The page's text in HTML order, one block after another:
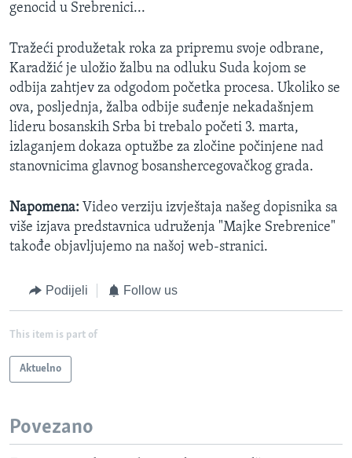
genocid u Srebrenici...
Tražeći produžetak roka za pripremu svoje odbrane,
Karadžić je uložio žalbu na odluku Suda kojom se
odbija zahtjev za odgodom početka procesa. Ukoliko se
ova, posljednja, žalba odbije suđenje nekadašnjem
lideru bosanskih Srba bi trebalo početi 3. marta,
izlaganjem dokaza optužbe za zločine počinjene nad
stanovnicima glavnog bosanshercegovačkog grada.
Napomena: Video verziju izvještaja našeg dopisnika sa
više izjava predstavnica udruženja "Majke Srebrenice"
takođe objavljujemo na našoj web-stranici.
Podijeli Follow us
This item is part of
Aktuelno
Povezano